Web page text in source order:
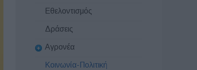
Εθελοντισμός
Δράσεις
Αγρονέα
Κοινωνία-Πολιτική